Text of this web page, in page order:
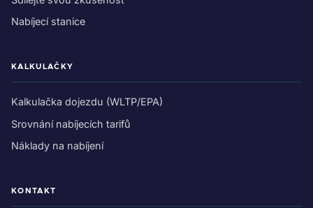
Nabíjecí stanice
KALKULAČKY
Kalkulačka dojezdu (WLTP/EPA)
Srovnání nabíjecích tarifů
Náklady na nabíjení
KONTAKT